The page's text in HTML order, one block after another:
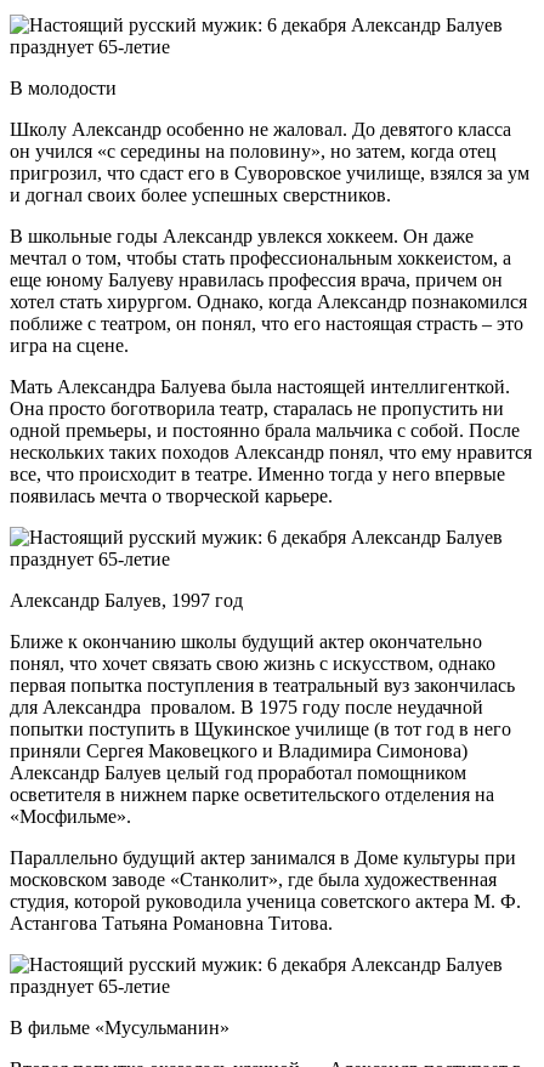
В молодости
Школу Александр особенно не жаловал. До девятого класса
он учился «с середины на половину», но затем, когда отец
пригрозил, что сдаст его в Суворовское училище, взялся за ум
и догнал своих более успешных сверстников.
В школьные годы Александр увлекся хоккеем. Он даже
мечтал о том, чтобы стать профессиональным хоккеистом, а
еще юному Балуеву нравилась профессия врача, причем он
хотел стать хирургом. Однако, когда Александр познакомился
поближе с театром, он понял, что его настоящая страсть – это
игра на сцене.
Мать Александра Балуева была настоящей интеллигенткой.
Она просто боготворила театр, старалась не пропустить ни
одной премьеры, и постоянно брала мальчика с собой. После
нескольких таких походов Александр понял, что ему нравится
все, что происходит в театре. Именно тогда у него впервые
появилась мечта о творческой карьере.
Александр Балуев, 1997 год
Ближе к окончанию школы будущий актер окончательно
понял, что хочет связать свою жизнь с искусством, однако
первая попытка поступления в театральный вуз закончилась
для Александра провалом. В 1975 году после неудачной
попытки поступить в Щукинское училище (в тот год в него
приняли Сергея Маковецкого и Владимира Симонова)
Александр Балуев целый год проработал помощником
осветителя в нижнем парке осветительского отделения на
«Мосфильме».
Параллельно будущий актер занимался в Доме культуры при
московском заводе «Станколит», где была художественная
студия, которой руководила ученица советского актера М. Ф.
Астангова Татьяна Романовна Титова.
В фильме «Мусульманин»